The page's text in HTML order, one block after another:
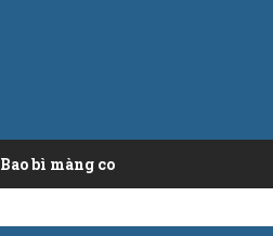
Bao bì màng co